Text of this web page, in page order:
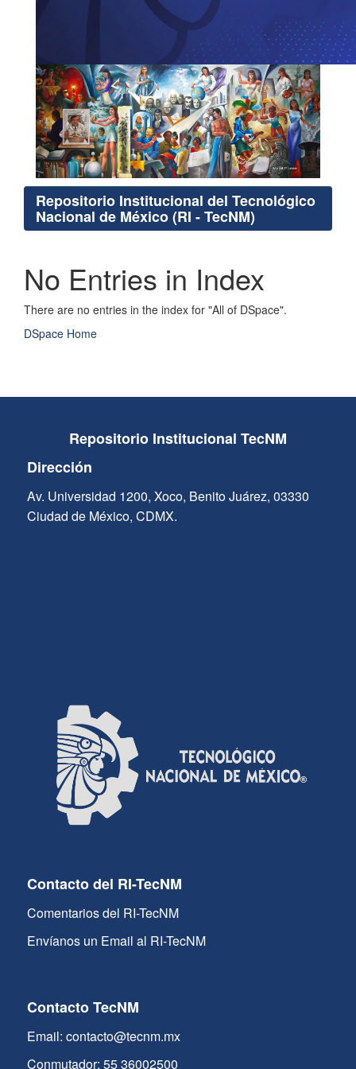
Repositorio Institucional del Tecnológico
Nacional de México (RI - TecNM)
No Entries in Index
There are no entries in the index for "All of DSpace".
DSpace Home
Repositorio Institucional TecNM
Dirección
Av. Universidad 1200, Xoco, Benito Juárez, 03330
Ciudad de México, CDMX.
Contacto del RI-TecNM
Comentarios del RI-TecNM
Envíanos un Email al RI-TecNM
Contacto TecNM
Email: contacto@tecnm.mx
Conmutador: 55 36002500